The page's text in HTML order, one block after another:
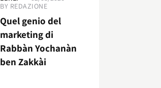
BY REDAZIONE
Quel genio del
marketing di
Rabbàn Yochanàn
ben Zakkài